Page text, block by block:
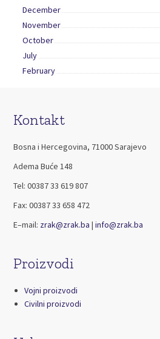
December
November
October
July
February
Kontakt
Bosna i Hercegovina, 71000 Sarajevo
Adema Buće 148
Tel: 00387 33 619 807
Fax: 00387 33 658 472
E–mail: zrak@zrak.ba|info@zrak.ba
Proizvodi
Vojni proizvodi
Civilni proizvodi